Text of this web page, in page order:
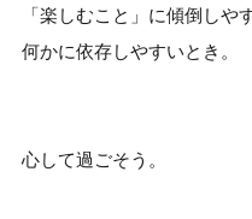
「楽しむこと」に傾倒しや
何かに依存しやすいとき。
心して過ごそう。